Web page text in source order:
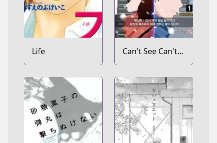
Life
Can't See Can't
Hear But Love